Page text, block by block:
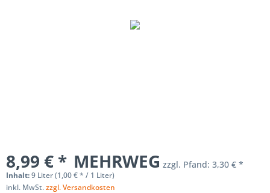
8,99 € * MEHRWEG zzgl. Pfand: 3,30 € *
Inhalt:9 Liter (1,00 € * / 1 Liter)
inkl. MwSt.zzgl. Versandkosten